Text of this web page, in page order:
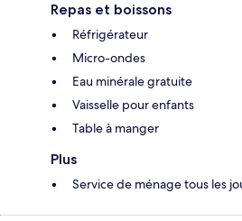
Repas et boissons
Réfrigérateur
Micro-ondes
Eau minérale gratuite
Vaisselle pour enfants
Table à manger
Plus
Service de ménage tous les